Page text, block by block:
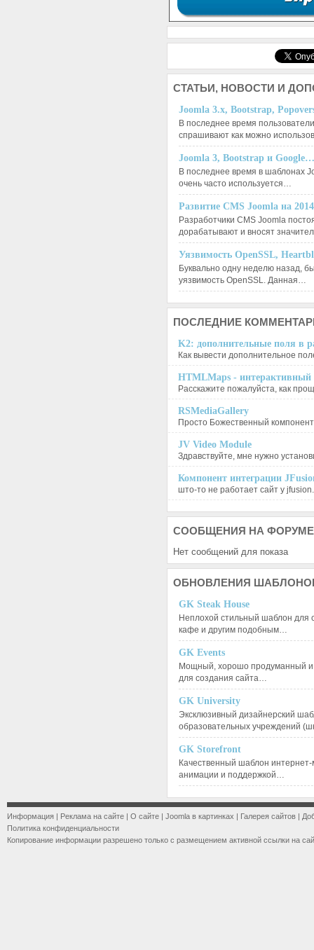
СТАТЬИ, НОВОСТИ И
Joomla 3.x, Bootstrap,
В последнее время
спрашивают как можно
Joomla 3, Bootstrap и Google…
В последнее время в шаблонах
очень часто используется…
Развитие CMS Joomla на
Разработчики CMS Joomla
дорабатывают и вносят
Уязвимость OpenSSL,
Буквально одну неделю назад,
уязвимость OpenSSL. Данная…
ПОСЛЕДНИЕ
K2: дополнительные поля в
Как вывести дополнительное
HTMLMaps - интерактивный
Расскажите пожалуйста, как
RSMediaGallery
Просто Божественный
JV Video Module
Здравствуйте, мне нужно
Компонент интеграции
што-то не работает сайт у
СООБЩЕНИЯ НА ФОРУМЕ
Нет сообщений для показа
ОБНОВЛЕНИЯ
GK Steak House
Неплохой стильный шаблон для
кафе и другим подобным…
GK Events
Мощный, хорошо продуманный и
для создания сайта…
GK University
Эксклюзивный дизайнерский
образовательных учреждений
GK Storefront
Качественный шаблон
анимации и поддержкой…
Информация | Реклама на сайте | О сайте | Joomla в картинках | Галерея сайтов |
Политика конфиденциальности
Копирование информации разрешено только с размещением активной ссылки на